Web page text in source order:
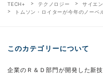
TECH+ テクノロジー
サイエ
トムソン・ロイターが今年のノー
このカテゴリーについて
企業のＲ＆Ｄ部門が開発した新